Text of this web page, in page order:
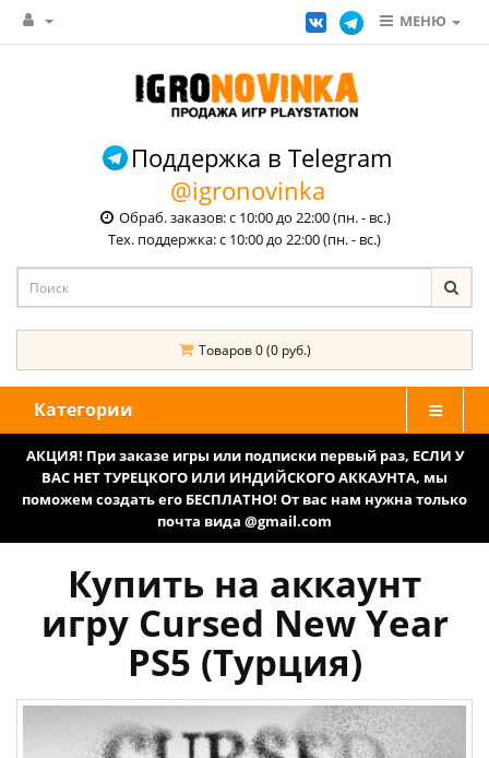
МЕНЮ
Поддержка в Telegram
@igronovinka
Обраб. заказов: с 10:00 до 22:00 (пн. - вс.)
Тех. поддержка: с 10:00 до 22:00 (пн. - вс.)
Товаров 0 (0 руб.)
Категории
АКЦИЯ! При заказе игры или подписки первый раз, ЕСЛИ У
ВАС НЕТ ТУРЕЦКОГО ИЛИ ИНДИЙСКОГО АККАУНТА, мы
поможем создать его БЕСПЛАТНО! От вас нам нужна только
почта вида @gmail.com
Купить на аккаунт
игру Cursed New Year
PS5 (Турция)